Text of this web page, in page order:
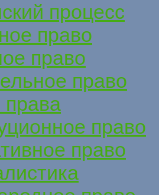
процесс
право
право
право
права
право
право